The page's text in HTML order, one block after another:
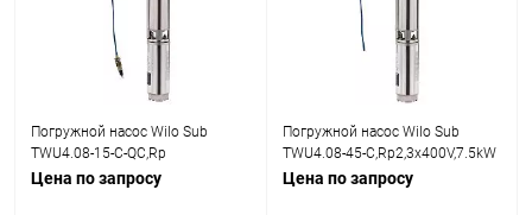
Погружной насос Wilo Sub
TWU4.08-15-C-QC,Rp
2,3x400V,2.2kW
Цена по запросу
Погружной насос Wilo Sub
TWU4.08-45-C,Rp2,3x400V,7.5kW
Цена по запросу